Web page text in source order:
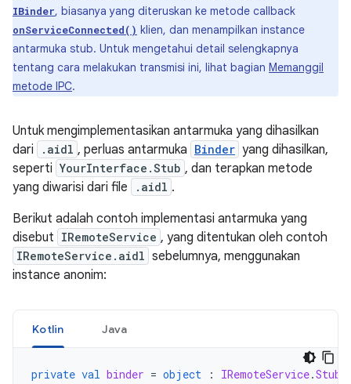
IBinder, biasanya yang diteruskan ke metode callback
onServiceConnected() klien, dan menampilkan instance
antarmuka stub. Untuk mengetahui detail selengkapnya
tentang cara melakukan transmisi ini, lihat bagian Memanggil
metode IPC.
Untuk mengimplementasikan antarmuka yang dihasilkan
dari
.aidl , perluas antarmuka Binder yang dihasilkan,
seperti YourInterface.Stub , dan terapkan metode
yang diwarisi dari file
.aidl .
Berikut adalah contoh implementasi antarmuka yang
disebut IRemoteService , yang ditentukan oleh contoh
IRemoteService.aidl sebelumnya, menggunakan
instance anonim:
Kotlin Java
private val binder = object : IRemoteService.Stub